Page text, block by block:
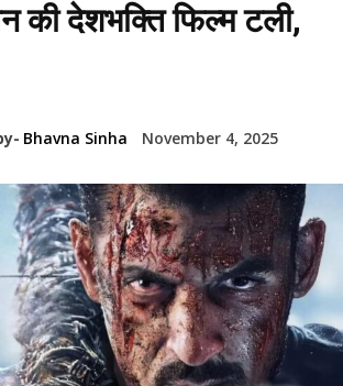
की देशभक्ति फिल्म टली,
Bhavna Sinha November 4, 2025